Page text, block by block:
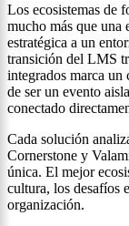
Los ecosistemas de
mucho más que una
estratégica a un
transición del LMS
integrados marca un
de ser un evento
conectado
Cada solución
Cornerstone y
única. El mejor
cultura, los desafíos
organización.